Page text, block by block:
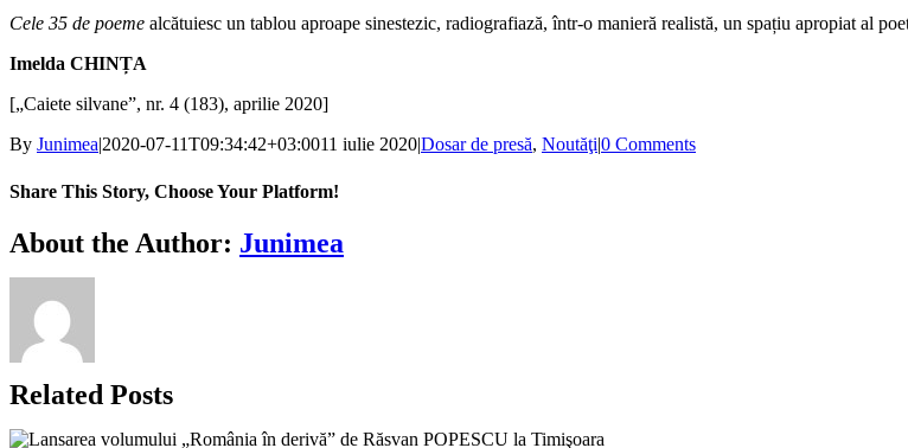
Cele 35 de poeme alcătuiesc un tablou aproape sinestezic, radiografiază, într-o manieră realistă, un spațiu apropiat al
Imelda CHINȚA
[„Caiete silvane”, nr. 4 (183), aprilie 2020]
By Junimea|2020-07-11T09:34:42+03:0011 iulie 2020|Dosar de presă, Noutăţi|0 Comments
Share This Story, Choose Your Platform!
Facebook
X
Bluesky
Reddit
LinkedIn
WhatsApp
Telegram
Tumblr
Xing
Email
Copy
Link
About the Author: Junimea
Related Posts